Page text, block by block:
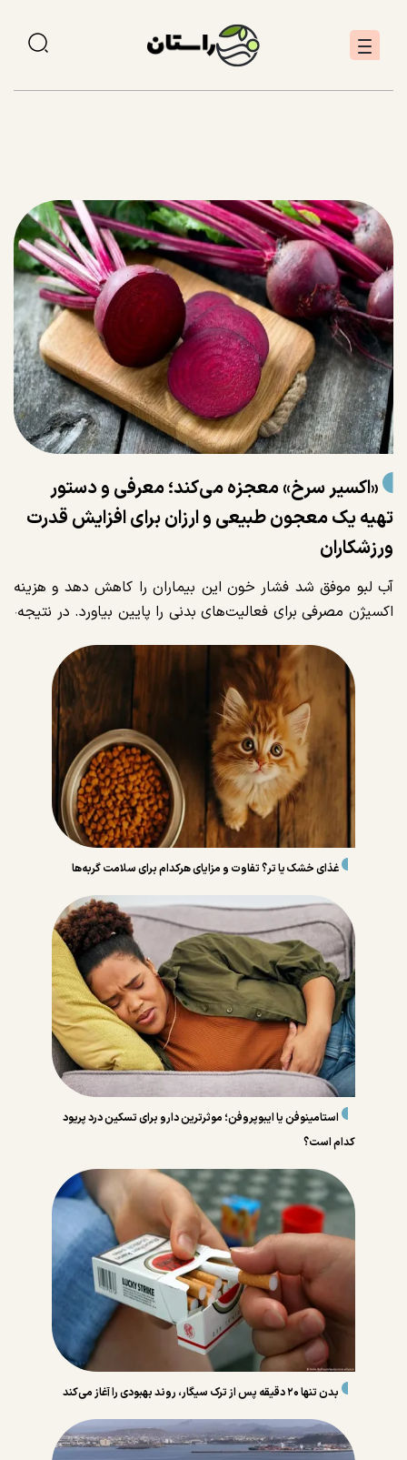
«اکسیر سرخ» معجزه می‌کند؛ معرفی و دستور
تهیه یک معجون طبیعی و ارزان برای افزایش قدرت
ورزشکاران
آب لبو موفق شد فشار خون این بیماران را کاهش دهد و هزینه
اکسیژن مصرفی برای فعالیت‌های بدنی را پایین بیاورد. در نتیجه،
طولانی‌تری را پیاده‌روی کنند و در تست‌های ظرفیت جسمانی،
بسیار بیشتر از قبل دوام بیاورند.
غذای خشک یا تر؟ تفاوت و مزایای هرکدام برای سلامت گربه‌ها
استامینوفن یا ایبوپروفن؛ موثرترین دارو برای تسکین درد‌ پریود
کدام است؟
بدن تنها ۲۰ دقیقه پس از ترک سیگار، روند بهبودی را آغاز می‌کند